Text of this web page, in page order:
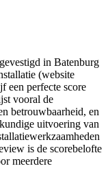
in Batenburg
(website
een perfecte score
vooral de
betrouwbaarheid, en
uitvoering van
is de scorebelofte
meerdere